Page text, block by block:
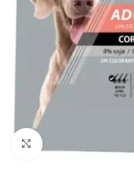
Haga clic para